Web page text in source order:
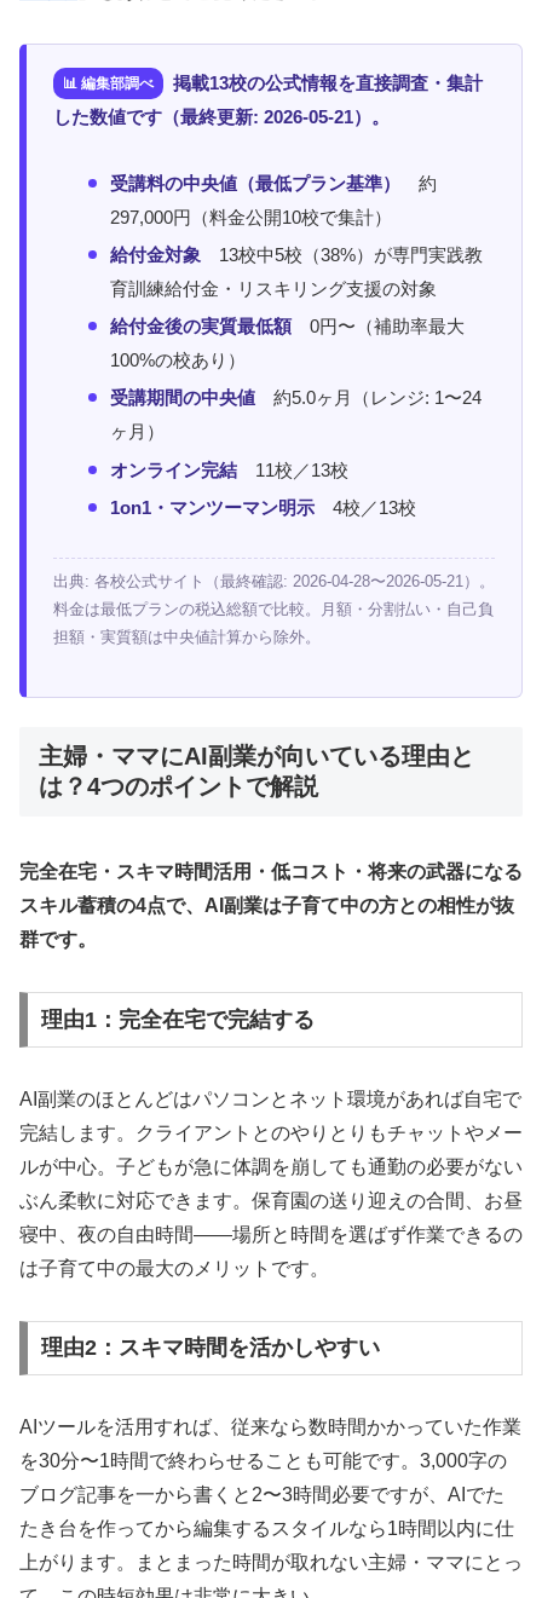
掲載13校の公式情報を直接調査・集計
した数値です（最終更新: 2026-05-21）。
受講料の中央値（最低プラン基準）
約
297,000円（料金公開10校で集計）
給付金対象 13校中5校（38%）が専門実践教
育訓練給付金・リスキリング支援の対象
給付金後の実質最低額0円〜（補助率最大
100%の校あり）
受講期間の中央値 約5.0ヶ月（レンジ: 1〜24
ヶ月）
オンライン完結 11校／13校
1on1・マンツーマン明示 4校／13校
出典: 各校公式サイト（最終確認: 2026-04-28〜2026-05-21）。
料金は最低プランの税込総額で比較。月額・分割払い・自己負
担額・実質額は中央値計算から除外。
主婦・ママにAI副業が向いている理由と
は？4つのポイントで解説
完全在宅・スキマ時間活用・低コスト・将来の武器になる
スキル蓄積の4点で、AI副業は子育て中の方との相性が抜
群です。
理由1：完全在宅で完結する
AI副業のほとんどはパソコンとネット環境があれば自宅で
完結します。クライアントとのやりとりもチャットやメー
ルが中心。子どもが急に体調を崩しても通勤の必要がない
ぶん柔軟に対応できます。保育園の送り迎えの合間、お昼
寝中、夜の自由時間——場所と時間を選ばず作業できるの
は子育て中の最大のメリットです。
理由2：スキマ時間を活かしやすい
AIツールを活用すれば、従来なら数時間かかっていた作業
を30分〜1時間で終わらせることも可能です。3,000字の
ブログ記事を一から書くと2〜3時間必要ですが、AIでた
たき台を作ってから編集するスタイルなら1時間以内に仕
上がります。まとまった時間が取れない主婦・ママにとっ